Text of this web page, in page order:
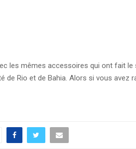
les mêmes accessoires qui ont fait
Rio et de Bahia. Alors si vous avez